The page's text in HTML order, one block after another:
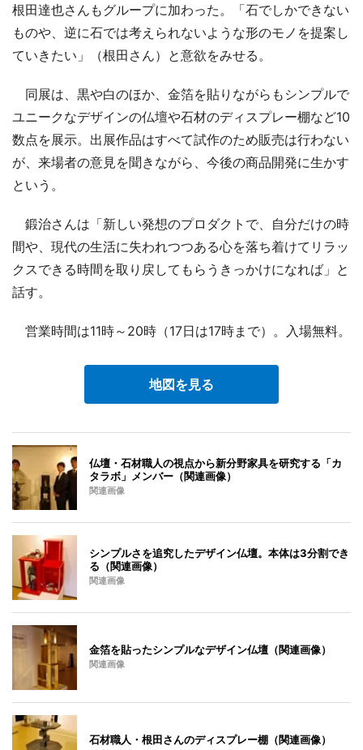
根田達也さんもグループに加わった。「石でしかできない
ものや、逆に石では考えられないような形のモノを提案し
ていきたい」（根田さん）と意欲をみせる。
同展は、黒や白のほか、金箔を貼りながらもシンプルで
ユニークなデザインの仏壇や石材のディスプレー棚など10
数点を展示。出展作品はすべて試作のため販売は行わない
が、来場者の意見を聞きながら、今後の商品開発に生かす
という。
鍛治さんは「新しい発想のプロダクトで、自分だけの時
間や、現代の生活に失われつつある心を落ち着けてリラッ
クスできる時間を取り戻してもらうきっかけになれば」と
話す。
営業時間は11時～20時（17日は17時まで）。入場無料。
地図を見る
仏壇・石材職人の視点から新分野家具を研究する「カ
タラボ」メンバー（関連画像）
関連画像
シンプルさを追究したデザイン仏壇。本体は3分割でき
る（関連画像）
関連画像
金箔を貼ったシンプルなデザイン仏壇（関連画像）
関連画像
石材職人・根田さんのディスプレー棚（関連画像）